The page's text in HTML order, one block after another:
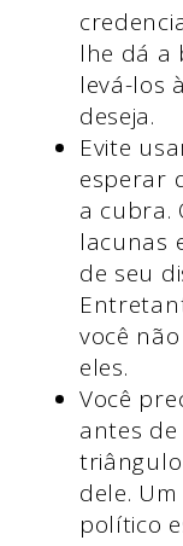
lhe dá a
levá-los
deseja.
Evite
esperar
a cubra.
lacunas
de seu
você
eles.
Você
antes
dele.
político